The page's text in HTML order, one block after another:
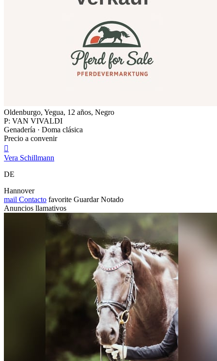
Oldenburgo, Yegua, 12 años, Negro
P: VAN VIVALDI
Genadería · Doma clásica
Precio a convenir

Vera Schillmann
DE
Hannover
mail Contacto favorite Guardar Notado
Anuncios llamativos